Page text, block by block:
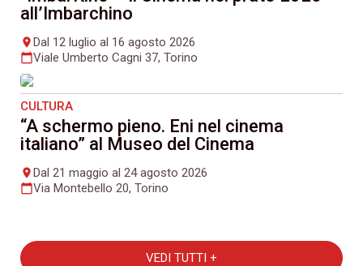
all’Imbarchino
placeDal 12 luglio al 16 agosto 2026
calendar_todayViale Umberto Cagni 37, Torino
CULTURA
“A schermo pieno. Eni nel cinema
italiano” al Museo del Cinema
placeDal 21 maggio al 24 agosto 2026
calendar_todayVia Montebello 20, Torino
VEDI TUTTI +